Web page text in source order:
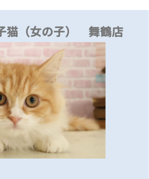
猫（女の子） 舞鶴店